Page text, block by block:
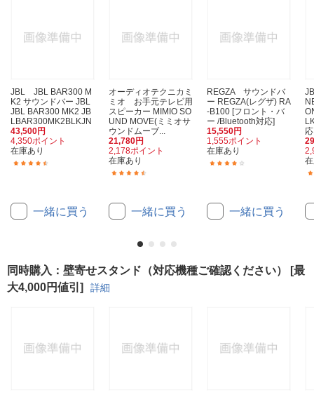
JBL JBL BAR300 M
K2 サウンドバー JBL
JBL BAR300 MK2 JB
LBAR300MK2BLKJN
43,500円
4,350ポイント
在庫あり
一緒に買う
オーディオテクニカミ
ミオ お手元テレビ用
スピーカー MIMIO SO
UND MOVE(ミミオサ
ウンドムーブ...
21,780円
2,178ポイント
在庫あり
一緒に買う
REGZA サウンドバ
ー REGZA(レグザ) RA
-B100 [フロント・バ
ー /Bluetooth対応]
15,550円
1,555ポイント
在庫あり
一緒に買う
同時購入：壁寄せスタンド（対応機種ご確認ください） [最
大4,000円値引]
詳細